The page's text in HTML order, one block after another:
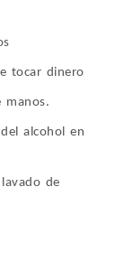
tocar dinero
manos.
alcohol en
de